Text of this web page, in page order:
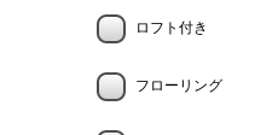
ロフト付き
フローリング